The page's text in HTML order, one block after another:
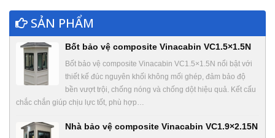
SẢN PHẨM
Bốt bảo vệ composite Vinacabin VC1.5×1.5N
Bốt bảo vệ composite Vinacabin VC1.5×1.5N nổi bật với
thiết kế đúc nguyên khối không mối ghép, đảm bảo độ
bền vượt trội, chống nóng và chống dột hiệu quả. Kết cấu
chắc chắn giúp chịu lực tốt, phù hợp…
Nhà bảo vệ composite Vinacabin VC1.9×2.15N